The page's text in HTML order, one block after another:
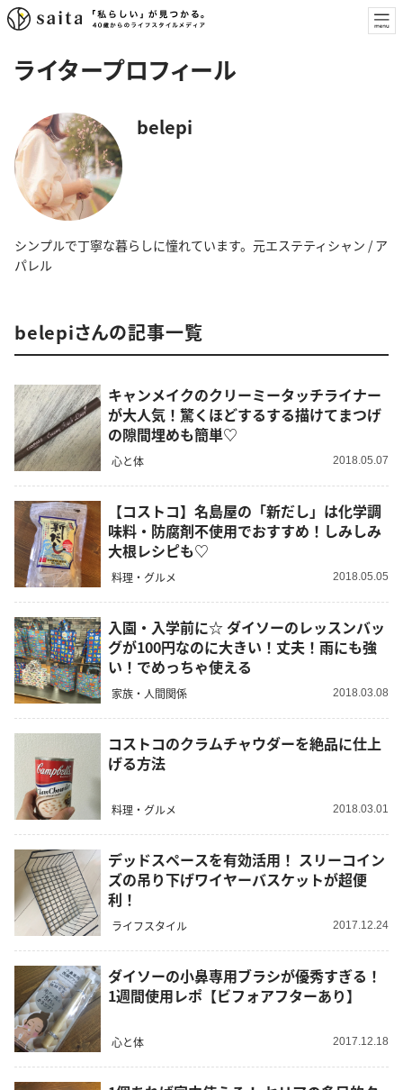
ライタープロフィール
belepi
シンプルで丁寧な暮らしに憧れています。元エステティシャン / ア
パレル
belepiさんの記事一覧
キャンメイクのクリーミータッチライナー
が大人気！驚くほどするする描けてまつげ
の隙間埋めも簡単♡
心と体 2018.05.07
【コストコ】名島屋の「新だし」は化学調
味料・防腐剤不使用でおすすめ！しみしみ
大根レシピも♡
料理・グルメ 2018.05.05
入園・入学前に☆ ダイソーのレッスンバッ
グが100円なのに大きい！丈夫！雨にも強
い！でめっちゃ使える
家族・人間関係 2018.03.08
コストコのクラムチャウダーを絶品に仕上
げる方法
料理・グルメ 2018.03.01
デッドスペースを有効活用！ スリーコイン
ズの吊り下げワイヤーバスケットが超便
利！
ライフスタイル 2017.12.24
ダイソーの小鼻専用ブラシが優秀すぎる！
1週間使用レポ【ビフォアフターあり】
心と体 2017.12.18